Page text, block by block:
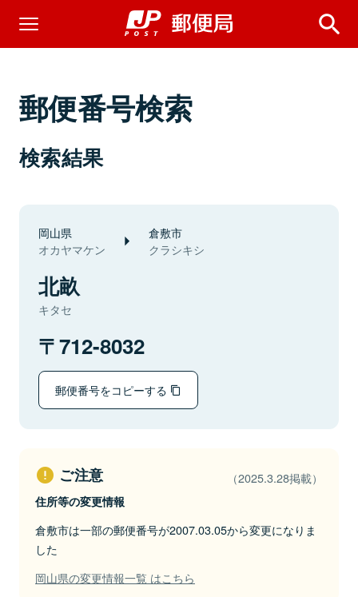
郵便番号検索
検索結果
岡山県
オカヤマケン
倉敷市
クラシキシ
北畝
キタセ
712-8032
郵便番号をコピーする
ご注意 （2025.3.28掲載）
住所等の変更情報
倉敷市は一部の郵便番号が2007.03.05から変更になりま
した
岡山県の変更情報一覧 はこちら